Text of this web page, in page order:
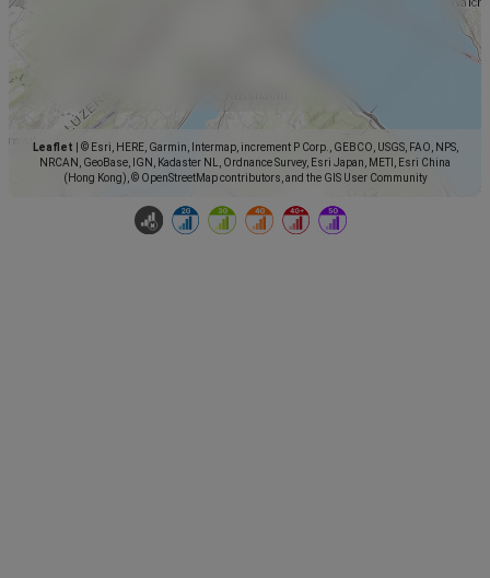
Leaflet
© Esri, HERE, Garmin, Intermap, increment P Corp., GEBCO, USGS, FAO, NPS,
NRCAN, GeoBase, IGN, Kadaster NL, Ordnance Survey, Esri Japan, METI, Esri China
(Hong Kong), © OpenStreetMap contributors, and the GIS User Community